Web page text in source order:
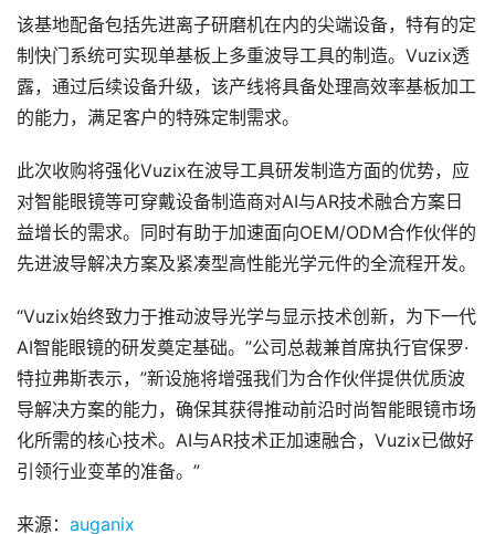
行
业
动
态
用
新
闻
R
设
备
排
名
观
点
登录 注册
该基地配备包括先进离子研磨机在内的尖端设备，特有的定
制快门系统可实现单基板上多重波导工具的制造。Vuzix透
露，通过后续设备升级，该产线将具备处理高效率基板加工
的能力，满足客户的特殊定制需求。
此次收购将强化Vuzix在波导工具研发制造方面的优势，应
对智能眼镜等可穿戴设备制造商对AI与AR技术融合方案日
益增长的需求。同时有助于加速面向OEM/ODM合作伙伴的
先进波导解决方案及紧凑型高性能光学元件的全流程开发。
“Vuzix始终致力于推动波导光学与显示技术创新，为下一代
AI智能眼镜的研发奠定基础。”公司总裁兼首席执行官保罗·
特拉弗斯表示，”新设施将增强我们为合作伙伴提供优质波
导解决方案的能力，确保其获得推动前沿时尚智能眼镜市场
化所需的核心技术。AI与AR技术正加速融合，Vuzix已做好
引领行业变革的准备。”
来源： auganix